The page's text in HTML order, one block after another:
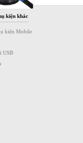
kiện khác
kiện Mobile
USB